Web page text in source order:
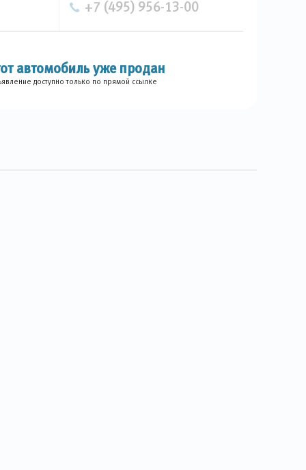
+7 (495) 956-13-00
автомобиль уже продан
доступно только по прямой ссылке